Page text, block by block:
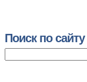
Поиск по сайту